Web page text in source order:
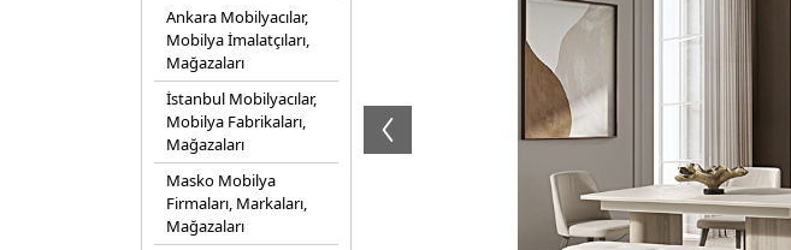
Ankara Mobilyacılar,
Mobilya İmalatçıları,
Mağazaları
İstanbul Mobilyacılar,
Mobilya Fabrikaları,
Mağazaları
Masko Mobilya
Firmaları, Markaları,
Mağazaları